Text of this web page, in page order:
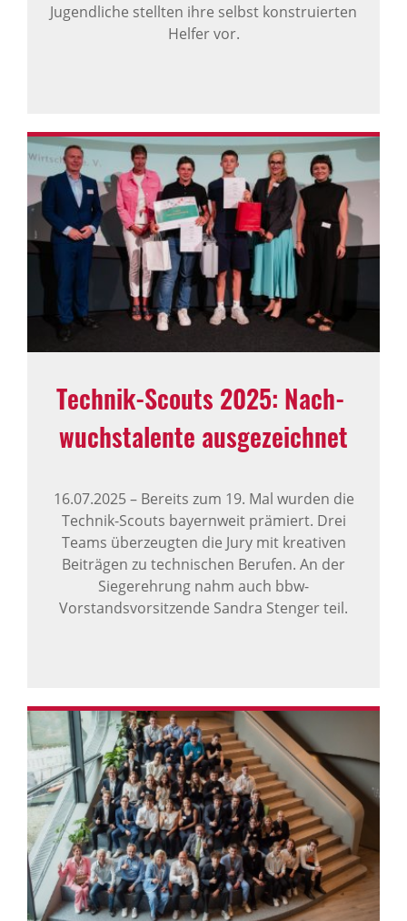
Jugendliche stellten ihre selbst konstruierten
Helfer vor.
Technik-Scouts 2025: Nach­
wuchs­ta­lente ausge­zeichnet
16.07.2025–Bereits zum 19. Mal wurden die
Technik-Scouts bayernweit prämiert. Drei
Teams überzeugten die Jury mit kreativen
Beiträgen zu technischen Berufen. An der
Siegerehrung nahm auch bbw-
Vorstandsvorsitzende Sandra Stenger teil.